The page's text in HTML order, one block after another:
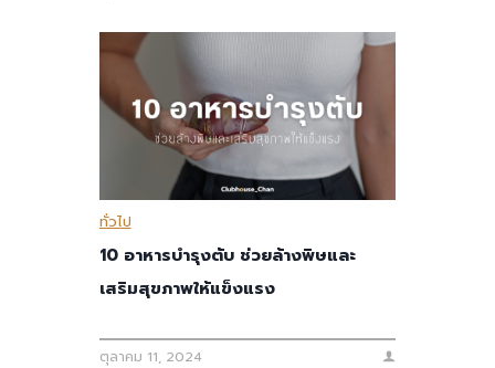
ทั่วไป
10 อาหารบำรุงตับ ช่วยล้างพิษและ
เสริมสุขภาพให้แข็งแรง
ตุลาคม 11, 2024